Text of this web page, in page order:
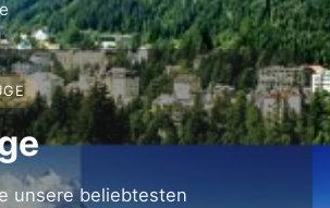
unsere beliebtesten